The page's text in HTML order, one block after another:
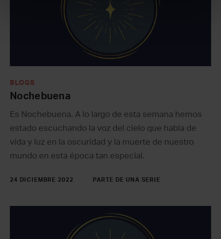
BLOGS
Nochebuena
Es Nochebuena. A lo largo de esta semana hemos
estado escuchando la voz del cielo que habla de
vida y luz en la oscuridad y la muerte de nuestro
mundo en esta época tan especial.
24 DICIEMBRE 2022 PARTE DE UNA SERIE